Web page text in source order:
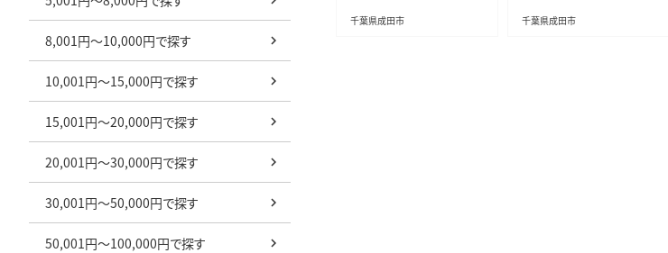
8,001円～10,000円で探す
10,001円～15,000円で探す
15,001円～20,000円で探す
20,001円～30,000円で探す
30,001円～50,000円で探す
50,001円～100,000円で探す
千葉県成田市
ント ギフトボックス 千葉 千
千葉県成田市